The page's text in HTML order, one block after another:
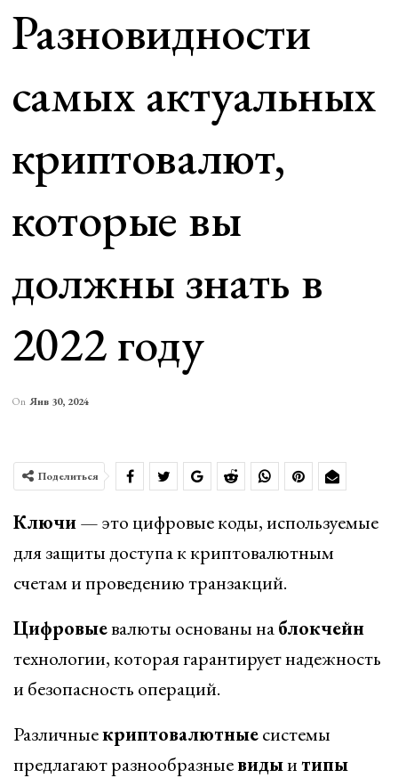
Разновидности
самых актуальных
криптовалют,
которые вы
должны знать в
2022 году
On Янв 30, 2024
Поделиться
Ключи— это цифровые коды, используемые
для защиты доступа к криптовалютным
счетам и проведению транзакций.
Цифровыевалюты основаны наблокчейн
технологии, которая гарантирует надежность
и безопасность операций.
Различныекриптовалютныесистемы
предлагают разнообразныевидыитипы